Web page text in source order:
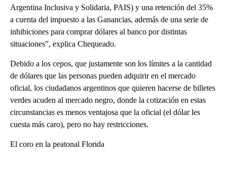
Argentina Inclusiva y Solidaria, PAIS) y una retención del 35%
a cuenta del impuesto a las Ganancias, además de una serie de
inhibiciones para comprar dólares al banco por distintas
situaciones”, explica Chequeado.
Debido a los cepos, que justamente son los límites a la cantidad
de dólares que las personas pueden adquirir en el mercado
oficial, los ciudadanos argentinos que quieren hacerse de billetes
verdes acuden al mercado negro, donde la cotización en estas
circunstancias es menos ventajosa que la oficial (el dólar les
cuesta más caro), pero no hay restricciones.
El coro en la peatonal Florida